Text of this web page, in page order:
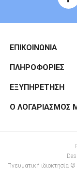
ΕΠΙΚΟΙΝΩΝΊΑ
ΠΛΗΡΟΦΟΡΊΕΣ
ΕΞΥΠΗΡΈΤΗΣΗ
Ο ΛΟΓΑΡΙΑΣΜΌΣ
Πνευματική ιδιοκτησία